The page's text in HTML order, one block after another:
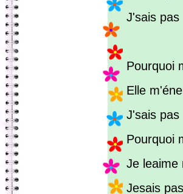
J'sais pas
Pourquoi
Elle
J'sais pas
Pourquoi
Je leaime
Jesais pas